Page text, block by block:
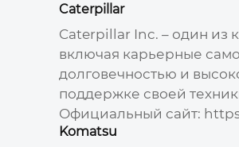
Caterpillar
Caterpillar Inc. – один из
включая карьерные
долговечностью и
поддержке своей
Официальный сайт:
Komatsu